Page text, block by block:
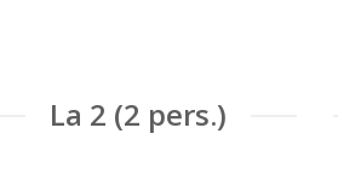
La 2 (2 pers.)